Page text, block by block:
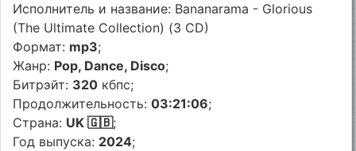
Исполнитель и название: Bananarama - Glorious
(The Ultimate Collection) (3 CD)
Формат: mp3;
Жанр: Pop, Dance, Disco;
Битрэйт: 320 кбпс;
Продолжительность:03:21:06;
Страна: UK 🇬🇧;
Год выпуска: 2024;